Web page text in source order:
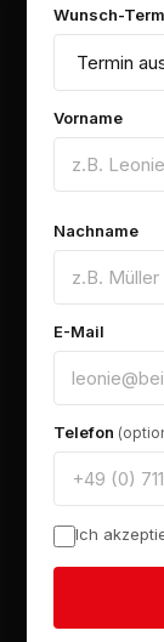
Wunsch-
Vorname
Nachname
E-Mail
Telefon
Ich